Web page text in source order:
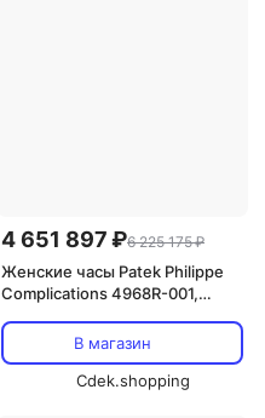
4 651 897 ₽6 225 175 ₽
Женские часы Patek Philippe
Complications 4968R-001,
В магазин
Cdek.shopping